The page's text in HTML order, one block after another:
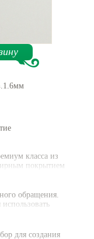
класса из
покрытием
обращения.
использовать
для создания